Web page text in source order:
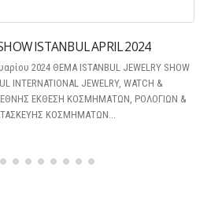
ISTANBUL APRIL 2024
2024 ΘΕΜΑ ISTANBUL JEWELRY SHOW
INTERNATIONAL JEWELRY, WATCH &
ΕΚΘΕΣΗ ΚΟΣΜΗΜΑΤΩΝ, ΡΟΛΟΓΙΩΝ &
ΚΟΣΜΗΜΑΤΩΝ...